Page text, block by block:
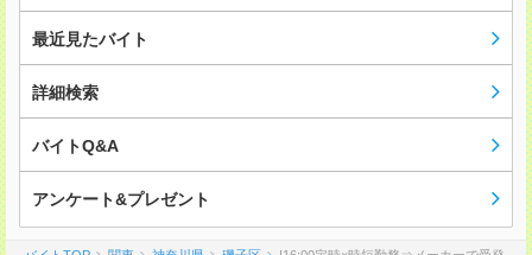
最近見たバイト
詳細検索
バイトQ&A
アンケート&プレゼント